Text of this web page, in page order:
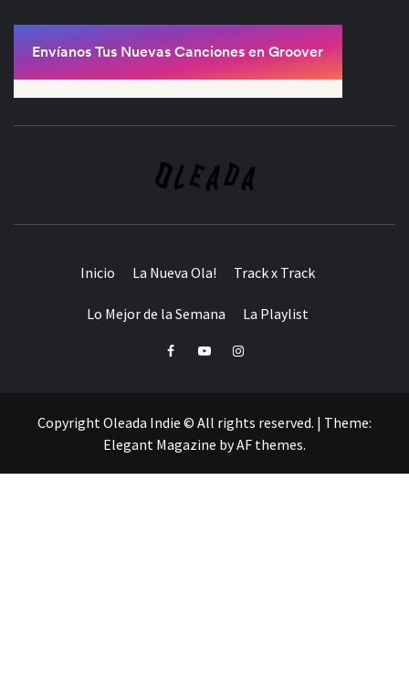
Inicio La Nueva Ola! Track x Track
Lo Mejor de la Semana La Playlist
FacebookYoutubeInstagram
Copyright Oleada Indie © All rights reserved. | Theme:
Elegant Magazine byAF themes.